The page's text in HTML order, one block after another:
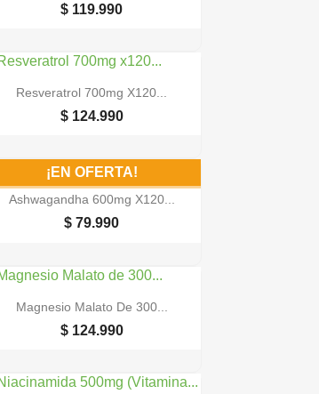
$ 119.990
 Vista rápida
Resveratrol 700mg X120...
$ 124.990
 Vista rápida
Ashwagandha 600mg X120...
$ 79.990
¡EN OFERTA!
 Vista rápida
Magnesio Malato De 300...
$ 124.990